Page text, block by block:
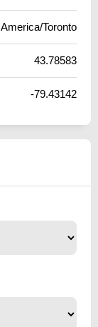
America/Toronto
43.78583
-79.43142